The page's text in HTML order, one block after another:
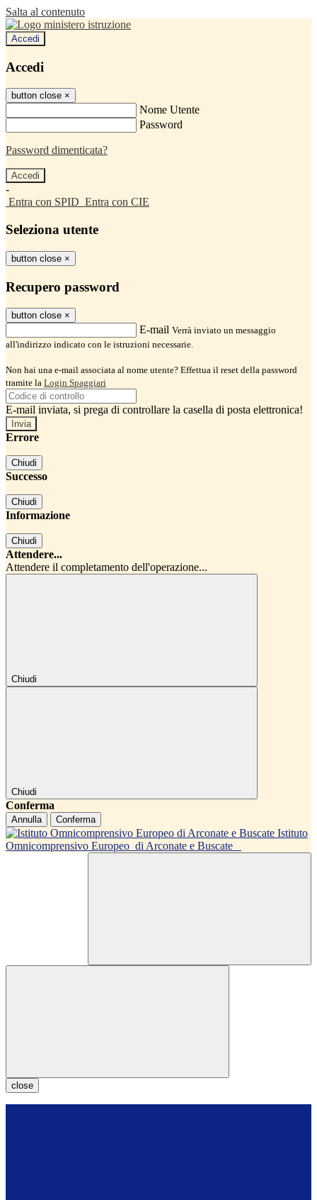
Salta al contenuto
Accedi
Accedi
button close ×
Nome Utente
Password
Password dimenticata?
-
Entra con SPID Entra con CIE
Seleziona utente
button close ×
Recupero password
button close ×
E-mail Verrà inviato un messaggio
all'indirizzo indicato con le istruzioni necessarie.
Non hai una e-mail associata al nome utente? Effettua il reset della password
tramite la Login Spaggiari
E-mail inviata, si prega di controllare la casella di posta elettronica!
Errore
Chiudi
Successo
Chiudi
Informazione
Chiudi
Attendere...
Attendere il completamento dell'operazione...
Chiudi
Chiudi
Conferma
Annulla Conferma
Istituto
Omnicomprensivo Europeo di Arconate e Buscate
close